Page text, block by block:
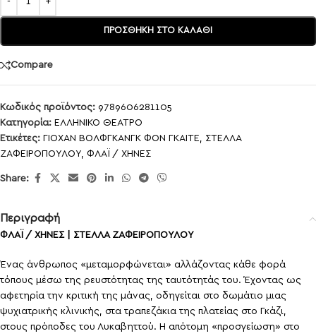
ΠΡΟΣΘΉΚΗ ΣΤΟ ΚΑΛΆΘΙ
Compare
Κωδικός προϊόντος: 9789606281105
Κατηγορία: ΕΛΛΗΝΙΚΟ ΘΕΑΤΡΟ
Ετικέτες: ΓΙΟΧΑΝ ΒΟΛΦΓΚΑΝΓΚ ΦΟΝ ΓΚΑΙΤΕ
ΣΤΕΛΛΑ
ΖΑΦΕΙΡΟΠΟΥΛΟΥ ΦΛΑΪ / ΧΗΝΕΣ
Share:
Περιγραφή
ΦΛΑΪ / ΧΗΝΕΣ | ΣΤΕΛΛΑ ΖΑΦΕΙΡΟΠΟΥΛΟΥ
Ένας άνθρωπος «μεταμορφώνεται» αλλάζοντας κάθε φορά
τόπους μέσω της ρευστότητας της ταυτότητάς του. Έχοντας ως
αφετηρία την κριτική της μάνας, οδηγείται στο δωμάτιο μιας
ψυχιατρικής κλινικής, στα τραπεζάκια της πλατείας στο Γκάζι,
στους πρόποδες του Λυκαβηττού. Η απότομη «προσγείωση» στο